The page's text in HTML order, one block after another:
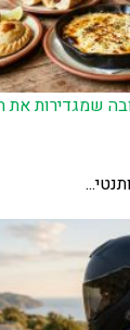
שמגדירות את